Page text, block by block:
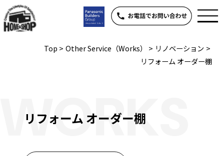
Top > Other Service（Works） > リノベーション >
リフォーム オーダー棚
WORKS
リフォーム オーダー棚